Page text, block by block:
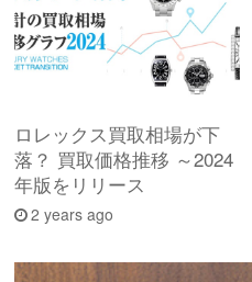
ロレックス買取相場が下
落？ 買取価格推移 ～2024
年版をリリース
2 years ago